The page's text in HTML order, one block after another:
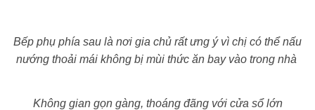
Bếp phụ phía sau là nơi gia chủ rất ưng ý vì chị có thể nấu
nướng thoải mái không bị mùi thức ăn bay vào trong nhà
Không gian gọn gàng, thoáng đãng với cửa sổ lớn